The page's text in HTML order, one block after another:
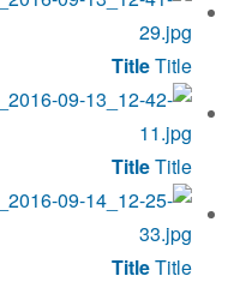
TitleTitle
TitleTitle
TitleTitle